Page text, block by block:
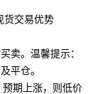
货交易优势
卖。温馨提示：
平仓。
期上涨，则低价